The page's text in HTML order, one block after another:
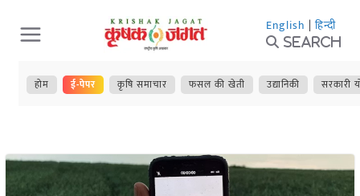
Skip
to
content
English | हिन्दी
Search
होम ई-पेपर कृषि समाचार फसल की खेती उद्यानिकी सरकारी